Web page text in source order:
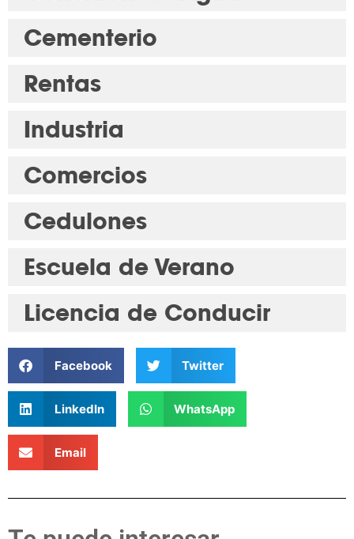
Cementerio
Rentas
Industria
Comercios
Cedulones
Escuela de Verano
Licencia de Conducir
Facebook Twitter
LinkedIn WhatsApp
Email